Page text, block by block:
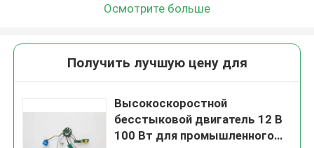
Осмотрите больше
Получить лучшую цену для
Высокоскоростной
бесстыковой двигатель 12 В
100 Вт для промышленного